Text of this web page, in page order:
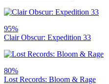
95%
Clair Obscur: Expedition 33
80%
Lost Records: Bloom & Rage